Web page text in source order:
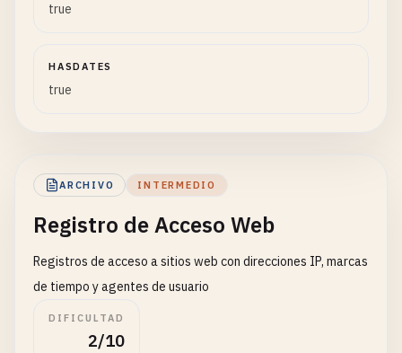
true
HASDATES
true
ARCHIVO INTERMEDIO
Registro de Acceso Web
Registros de acceso a sitios web con direcciones IP, marcas
de tiempo y agentes de usuario
DIFICULTAD
2/10